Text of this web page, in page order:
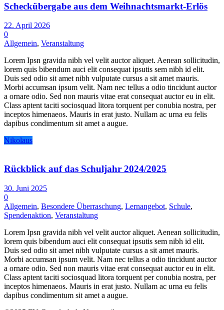
Scheckübergabe aus dem Weihnachtsmarkt-Erlös
22. April 2026
0
Allgemein, Veranstaltung
Lorem Ipsn gravida nibh vel velit auctor aliquet. Aenean sollicitudin,
lorem quis bibendum auci elit consequat ipsutis sem nibh id elit.
Duis sed odio sit amet nibh vulputate cursus a sit amet mauris.
Morbi accumsan ipsum velit. Nam nec tellus a odio tincidunt auctor
a ornare odio. Sed non mauris vitae erat consequat auctor eu in elit.
Class aptent taciti sociosquad litora torquent per conubia nostra, per
inceptos himenaeos. Mauris in erat justo. Nullam ac urna eu felis
dapibus condimentum sit amet a augue.
Nikolaus
Rückblick auf das Schuljahr 2024/2025
30. Juni 2025
0
Allgemein, Besondere Überraschung, Lernangebot, Schule,
Spendenaktion, Veranstaltung
Lorem Ipsn gravida nibh vel velit auctor aliquet. Aenean sollicitudin,
lorem quis bibendum auci elit consequat ipsutis sem nibh id elit.
Duis sed odio sit amet nibh vulputate cursus a sit amet mauris.
Morbi accumsan ipsum velit. Nam nec tellus a odio tincidunt auctor
a ornare odio. Sed non mauris vitae erat consequat auctor eu in elit.
Class aptent taciti sociosquad litora torquent per conubia nostra, per
inceptos himenaeos. Mauris in erat justo. Nullam ac urna eu felis
dapibus condimentum sit amet a augue.